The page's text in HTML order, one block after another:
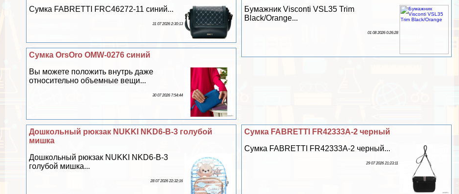
Бумажник Visconti VSL35 Trim
Black/Orange...
01 08 2026 0:26:28
Сумка FABRETTI FRC46272-11 синий...
31 07 2026 2:30:13
Сумка OrsOro OMW-0276 синий
Вы можете положить внутрь даже
относительно объемные вещи...
30 07 2026 7:54:44
Сумка FABRETTI FR42333A-2 черный
Сумка FABRETTI FR42333A-2 черный...
29 07 2026 21:23:11
Дошкольный рюкзак NUKKI NKD6-B-3 гoлyбой
мишка
Дошкольный рюкзак NUKKI NKD6-B-3
гoлyбой мишка...
28 07 2026 22:32:16